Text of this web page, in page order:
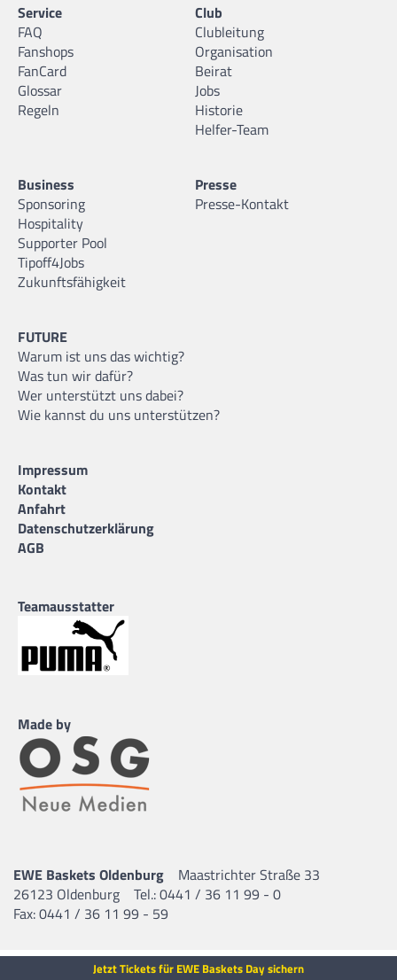
Jetzt Tickets für EWE Baskets Day sichern
Service
FAQ
Fanshops
FanCard
Glossar
Regeln
Club
Clubleitung
Organisation
Beirat
Jobs
Historie
Helfer-Team
Business
Sponsoring
Hospitality
Supporter Pool
Tipoff4Jobs
Zukunftsfähigkeit
Presse
Presse-Kontakt
FUTURE
Warum ist uns das wichtig?
Was tun wir dafür?
Wer unterstützt uns dabei?
Wie kannst du uns unterstützen?
Impressum
Kontakt
Anfahrt
Datenschutzerklärung
AGB
Teamausstatter
Made by
EWE Baskets Oldenburg
Maastrichter Straße 33
26123 Oldenburg
Tel.: 0441 / 36 11 99 - 0
Fax: 0441 / 36 11 99 - 59